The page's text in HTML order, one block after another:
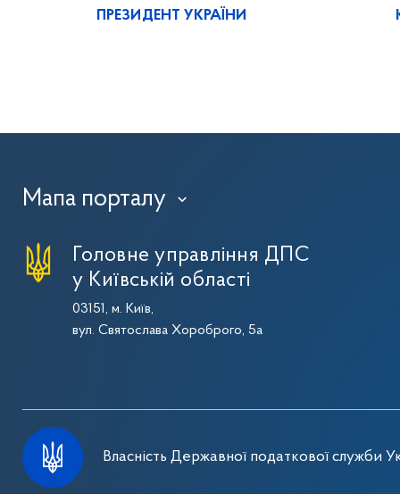
ПРЕЗИДЕНТ УКРАЇНИ
Мапа порталу ›
Головне управління ДПС
у Київській області
03151, м. Київ,
вул. Святослава Хороброго, 5а
Власність Державної податкової служби